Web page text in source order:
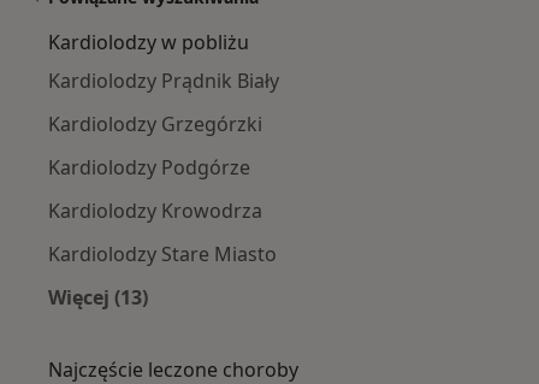
Kardiolodzy w pobliżu
Kardiolodzy Prądnik Biały
Kardiolodzy Grzegórzki
Kardiolodzy Podgórze
Kardiolodzy Krowodrza
Kardiolodzy Stare Miasto
Więcej (13)
Najczęście leczone choroby